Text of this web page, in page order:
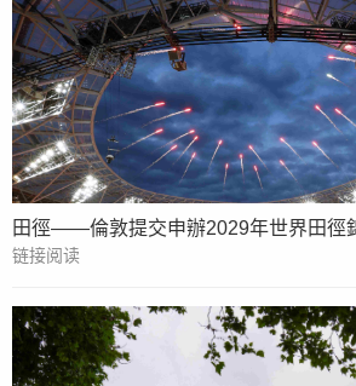
田徑——倫敦提交申辦2029年世界田徑
链接阅读